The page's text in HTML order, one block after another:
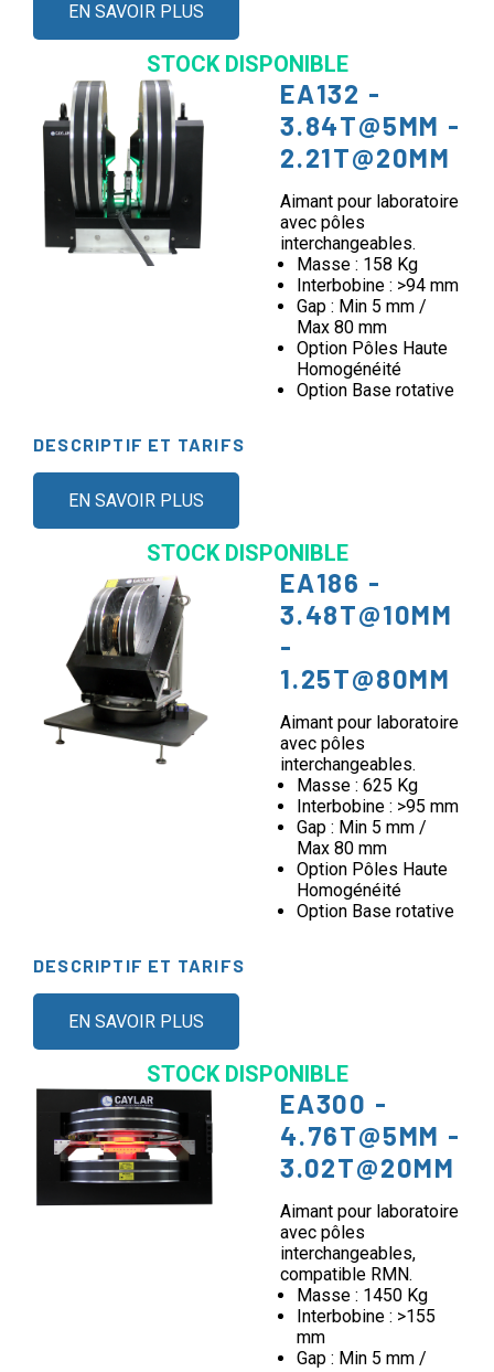
EN SAVOIR PLUS
STOCK DISPONIBLE
EA132 -
3.84T@5MM -
2.21T@20MM
Aimant pour laboratoire
avec pôles
interchangeables.
Masse : 158 Kg
Interbobine : >94 mm
Gap : Min 5 mm /
Max 80 mm
Option Pôles Haute
Homogénéité
Option Base rotative
DESCRIPTIF ET TARIFS
EN SAVOIR PLUS
STOCK DISPONIBLE
EA186 -
3.48T@10MM
-
1.25T@80MM
Aimant pour laboratoire
avec pôles
interchangeables.
Masse : 625 Kg
Interbobine : >95 mm
Gap : Min 5 mm /
Max 80 mm
Option Pôles Haute
Homogénéité
Option Base rotative
DESCRIPTIF ET TARIFS
EN SAVOIR PLUS
STOCK DISPONIBLE
EA300 -
4.76T@5MM -
3.02T@20MM
Aimant pour laboratoire
avec pôles
interchangeables,
compatible RMN.
Masse : 1450 Kg
Interbobine : >155
mm
Gap : Min 5 mm /